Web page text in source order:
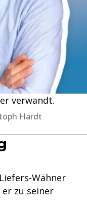
verwandt.
Hardt
Wähner
er zu seiner